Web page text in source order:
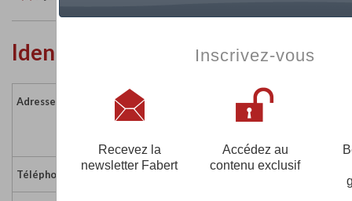
Identité de l'établissement
Adresse :
75010 PARIS
Téléphone :
Inscrivez-vous
Recevez la
newsletter Fabert
Accédez au
contenu exclusif